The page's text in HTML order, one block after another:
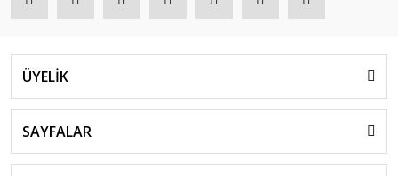
ÜYELİK
SAYFALAR